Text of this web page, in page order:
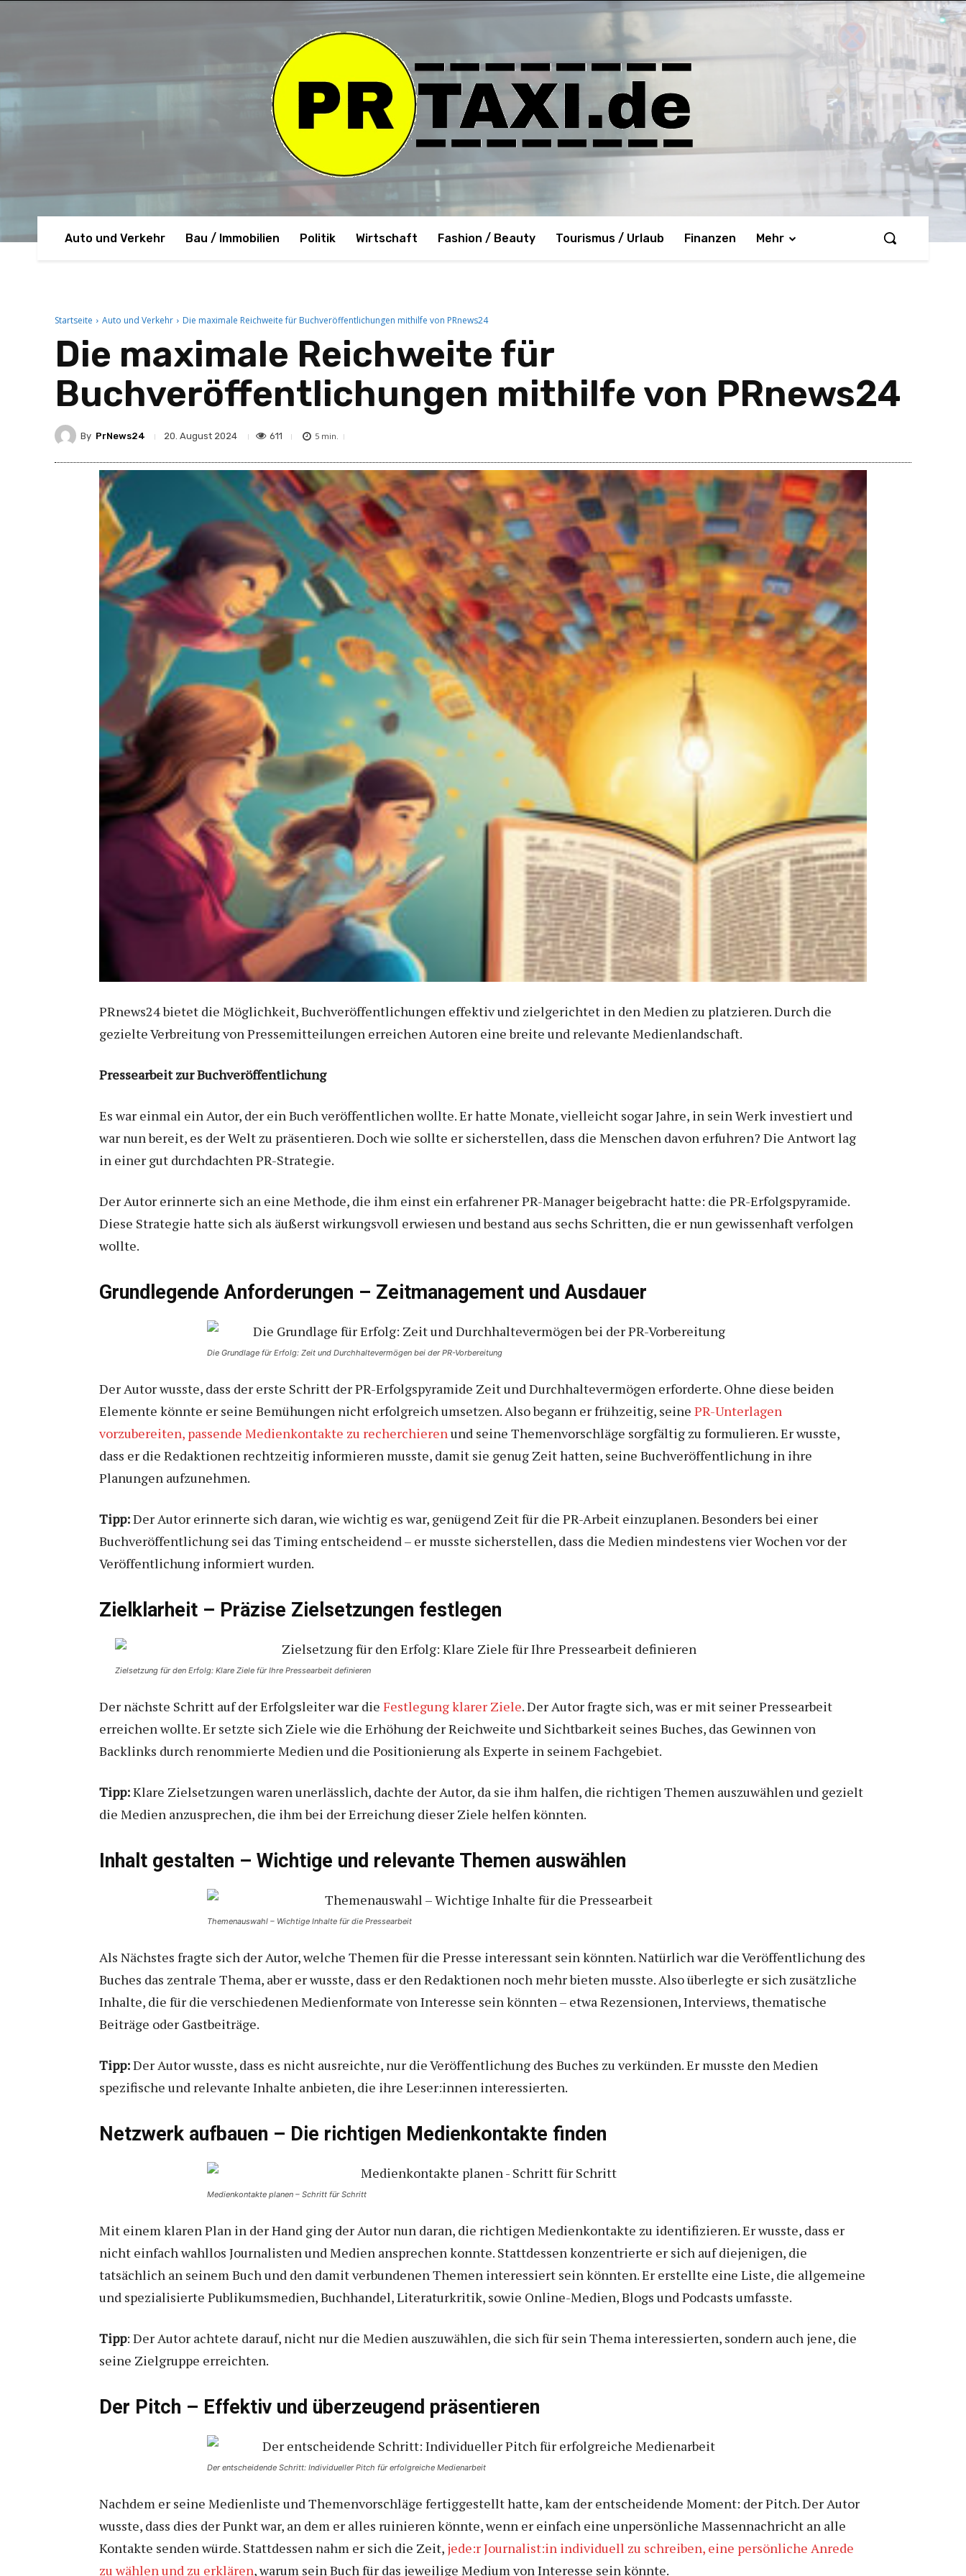
Auto und Verkehr Bau / Immobilien Politik Wirtschaft Fashion / Beauty Tourismus / Urlaub Finanzen Mehr
Startseite Auto und Verkehr Die maximale Reichweite für Buchveröffentlichungen mithilfe von PRnews24
Die maximale Reichweite für
Buchveröffentlichungen mithilfe von PRnews24
By PrNews24 20. August 2024 611 5 min.
PRnews24 bietet die Möglichkeit, Buchveröffentlichungen effektiv und zielgerichtet in den Medien zu platzieren. Durch die
gezielte Verbreitung von Pressemitteilungen erreichen Autoren eine breite und relevante Medienlandschaft.
Pressearbeit zur Buchveröffentlichung
Es war einmal ein Autor, der ein Buch veröffentlichen wollte. Er hatte Monate, vielleicht sogar Jahre, in sein Werk investiert und
war nun bereit, es der Welt zu präsentieren. Doch wie sollte er sicherstellen, dass die Menschen davon erfuhren? Die Antwort lag
in einer gut durchdachten PR-Strategie.
Der Autor erinnerte sich an eine Methode, die ihm einst ein erfahrener PR-Manager beigebracht hatte: die PR-Erfolgspyramide.
Diese Strategie hatte sich als äußerst wirkungsvoll erwiesen und bestand aus sechs Schritten, die er nun gewissenhaft verfolgen
wollte.
Grundlegende Anforderungen – Zeitmanagement und Ausdauer
Die Grundlage für Erfolg: Zeit und Durchhaltevermögen bei der PR-Vorbereitung
Der Autor wusste, dass der erste Schritt der PR-Erfolgspyramide Zeit und Durchhaltevermögen erforderte. Ohne diese beiden
Elemente könnte er seine Bemühungen nicht erfolgreich umsetzen. Also begann er frühzeitig, seine PR-Unterlagen
vorzubereiten, passende Medienkontakte zu recherchierenund seine Themenvorschläge sorgfältig zu formulieren. Er wusste,
dass er die Redaktionen rechtzeitig informieren musste, damit sie genug Zeit hatten, seine Buchveröffentlichung in ihre
Planungen aufzunehmen.
Tipp:Der Autor erinnerte sich daran, wie wichtig es war, genügend Zeit für die PR-Arbeit einzuplanen. Besonders bei einer
Buchveröffentlichung sei das Timing entscheidend – er musste sicherstellen, dass die Medien mindestens vier Wochen vor der
Veröffentlichung informiert wurden.
Zielklarheit – Präzise Zielsetzungen festlegen
Zielsetzung für den Erfolg: Klare Ziele für Ihre Pressearbeit definieren
Der nächste Schritt auf der Erfolgsleiter war die Festlegung klarer Ziele. Der Autor fragte sich, was er mit seiner Pressearbeit
erreichen wollte. Er setzte sich Ziele wie die Erhöhung der Reichweite und Sichtbarkeit seines Buches, das Gewinnen von
Backlinks durch renommierte Medien und die Positionierung als Experte in seinem Fachgebiet.
Tipp:Klare Zielsetzungen waren unerlässlich, dachte der Autor, da sie ihm halfen, die richtigen Themen auszuwählen und gezielt
die Medien anzusprechen, die ihm bei der Erreichung dieser Ziele helfen könnten.
Inhalt gestalten – Wichtige und relevante Themen auswählen
Themenauswahl – Wichtige Inhalte für die Pressearbeit
Als Nächstes fragte sich der Autor, welche Themen für die Presse interessant sein könnten. Natürlich war die Veröffentlichung des
Buches das zentrale Thema, aber er wusste, dass er den Redaktionen noch mehr bieten musste. Also überlegte er sich zusätzliche
Inhalte, die für die verschiedenen Medienformate von Interesse sein könnten – etwa Rezensionen, Interviews, thematische
Beiträge oder Gastbeiträge.
Tipp:Der Autor wusste, dass es nicht ausreichte, nur die Veröffentlichung des Buches zu verkünden. Er musste den Medien
spezifische und relevante Inhalte anbieten, die ihre Leser:innen interessierten.
Netzwerk aufbauen – Die richtigen Medienkontakte finden
Medienkontakte planen – Schritt für Schritt
Mit einem klaren Plan in der Hand ging der Autor nun daran, die richtigen Medienkontakte zu identifizieren. Er wusste, dass er
nicht einfach wahllos Journalisten und Medien ansprechen konnte. Stattdessen konzentrierte er sich auf diejenigen, die
tatsächlich an seinem Buch und den damit verbundenen Themen interessiert sein könnten. Er erstellte eine Liste, die allgemeine
und spezialisierte Publikumsmedien, Buchhandel, Literaturkritik, sowie Online-Medien, Blogs und Podcasts umfasste.
Tipp: Der Autor achtete darauf, nicht nur die Medien auszuwählen, die sich für sein Thema interessierten, sondern auch jene, die
seine Zielgruppe erreichten.
Der Pitch – Effektiv und überzeugend präsentieren
Der entscheidende Schritt: Individueller Pitch für erfolgreiche Medienarbeit
Nachdem er seine Medienliste und Themenvorschläge fertiggestellt hatte, kam der entscheidende Moment: der Pitch. Der Autor
wusste, dass dies der Punkt war, an dem er alles ruinieren könnte, wenn er einfach eine unpersönliche Massennachricht an alle
Kontakte senden würde. Stattdessen nahm er sich die Zeit, jede:r Journalist:in individuell zu schreiben, eine persönliche Anrede
zu wählen und zu erklären, warum sein Buch für das jeweilige Medium von Interesse sein könnte.